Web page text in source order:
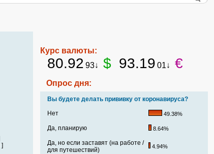
]
Курс валюты:
80.92 93↓ $ 93.19 01↓ €
Опрос дня:
Вы будете делать прививку от коронавируса?
Нет
49.38%
Да, планирую 8.64%
Да, но если заставят (на работе /
для путешествий)
4.94%